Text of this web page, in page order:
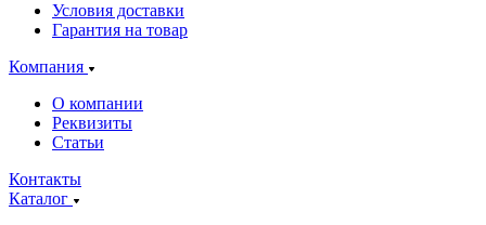
Условия доставки
Гарантия на товар
Компания
О компании
Реквизиты
Статьи
Контакты
Каталог